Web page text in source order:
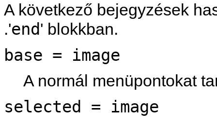
A következő bejegyzések
.'end' blokkban.
base = image
A normál menüpontokat
selected = image